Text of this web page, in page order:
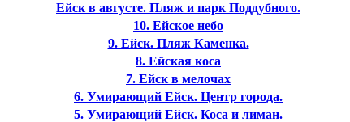
Ейск в августе. Пляж и парк Поддубного.
10. Ейское небо
9. Ейск. Пляж Каменка.
8. Ейская коса
7. Ейск в мелочах
6. Умирающий Ейск. Центр города.
5. Умирающий Ейск. Коса и лиман.